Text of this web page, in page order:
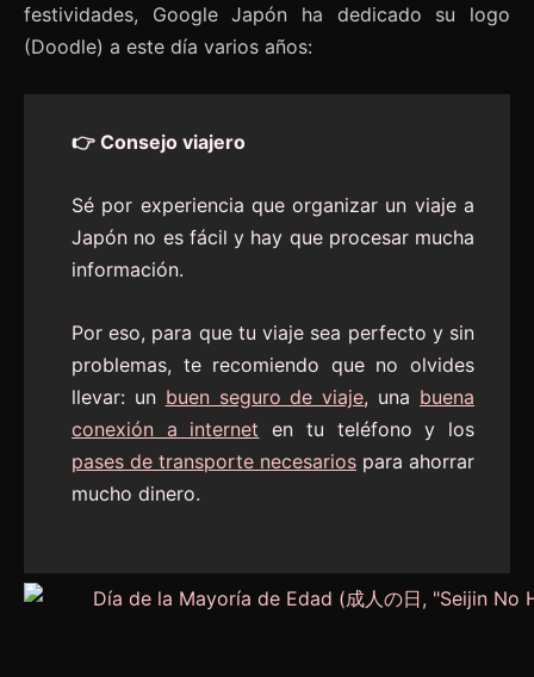
festividades, Google Japón ha dedicado su logo
(Doodle) a este día varios años:
👉 Consejo viajero
Sé por experiencia que organizar un viaje a
Japón no es fácil y hay que procesar mucha
información.
Por eso, para que tu viaje sea perfecto y sin
problemas, te recomiendo que no olvides
llevar: un buen seguro de viaje, una buena
conexión a internet
en tu teléfono y los
pases de transporte necesarios para ahorrar
mucho dinero.